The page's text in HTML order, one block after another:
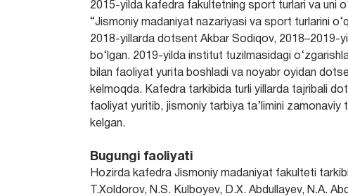
2015-yilda kafedra fakultetning sport turlari va uni
“Jismoniy madaniyat nazariyasi va sport turlarini
2018-yillarda dotsent Akbar Sodiqov, 2018–2019-
bo‘lgan. 2019-yilda institut tuzilmasidagi
bilan faoliyat yurita boshladi va noyabr oyidan
kelmoqda. Kafedra tarkibida turli yillarda tajribali
faoliyat yuritib, jismoniy tarbiya ta’limini
kelgan.
Bugungi faoliyati
Hozirda kafedra Jismoniy madaniyat fakulteti
T.Xoldorov, N.S. Kulboyev, D.X. Abdullayev, N.A.